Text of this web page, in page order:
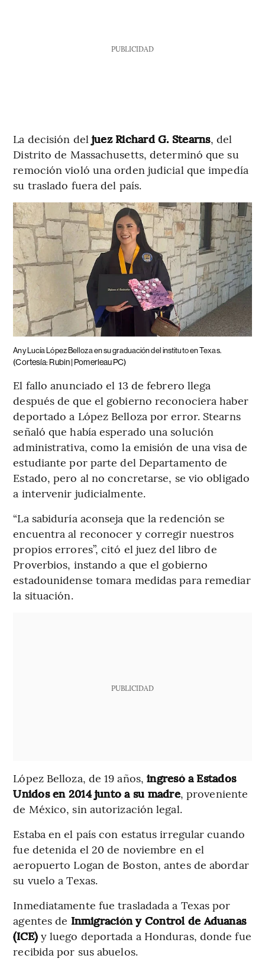
PUBLICIDAD
La decisión del juez Richard G. Stearns, del
Distrito de Massachusetts, determinó que su
remoción violó una orden judicial que impedía
su traslado fuera del país.
Any Lucía López Belloza en su graduación del instituto en Texas.
(Cortesía: Rubin | Pomerleau PC)
El fallo anunciado el 13 de febrero llega
después de que el gobierno reconociera haber
deportado a López Belloza por error. Stearns
señaló que había esperado una solución
administrativa, como la emisión de una visa de
estudiante por parte del Departamento de
Estado, pero al no concretarse, se vio obligado
a intervenir judicialmente.
“La sabiduría aconseja que la redención se
encuentra al reconocer y corregir nuestros
propios errores”, citó el juez del libro de
Proverbios, instando a que el gobierno
estadounidense tomara medidas para remediar
la situación.
PUBLICIDAD
López Belloza, de 19 años,ingresó a Estados
Unidos en 2014 junto a su madre, proveniente
de México, sin autorización legal.
Estaba en el país con estatus irregular cuando
fue detenida el 20 de noviembre en el
aeropuerto Logan de Boston, antes de abordar
su vuelo a Texas.
Inmediatamente fue trasladada a Texas por
agentes de Inmigración y Control de Aduanas
(ICE) y luego deportada a Honduras, donde fue
recibida por sus abuelos.